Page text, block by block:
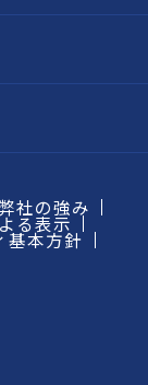
社の強み
る表示
基本方針